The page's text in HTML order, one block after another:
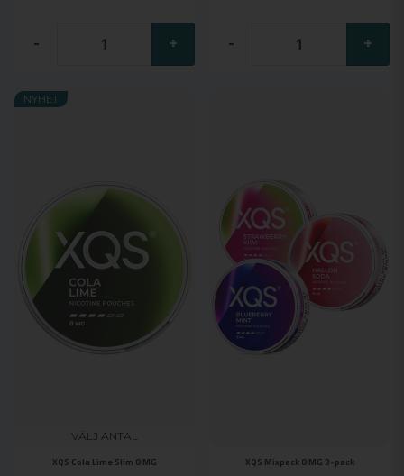
- + - +
VÄLJ ANTAL
XQS Cola Lime Slim 8 MG
NYHET
XQS Mixpack 8 MG 3-pack